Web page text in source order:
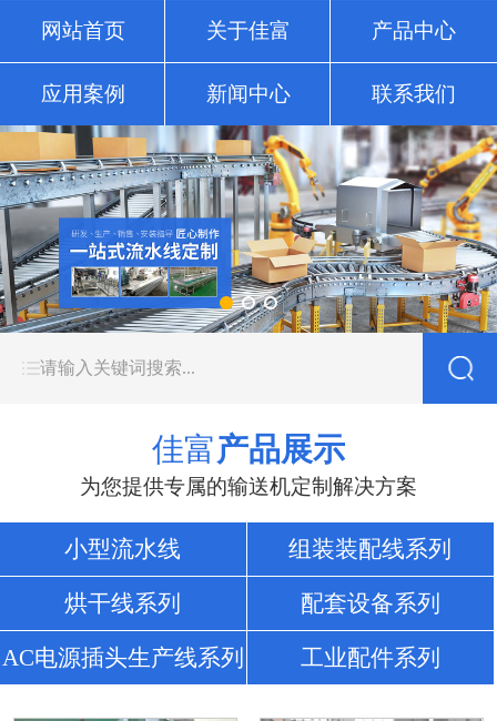
网站首页 关于佳富 产品中心
应用案例 新闻中心 联系我们
佳富产品展示
为您提供专属的输送机定制解决方案
小型流水线 组装装配线系列
烘干线系列 配套设备系列
AC电源插头生产线系列 工业配件系列